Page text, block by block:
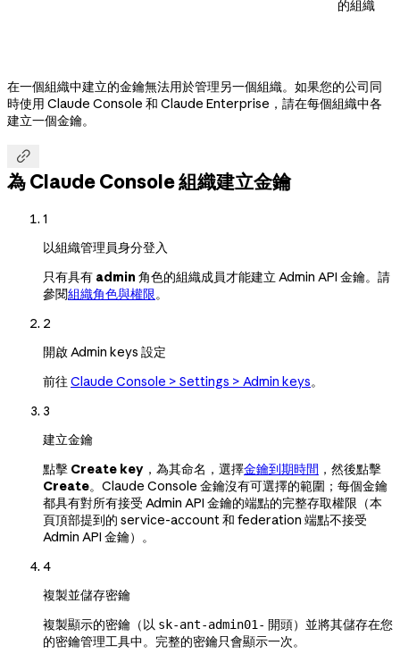
的組織
在一個組織中建立的金鑰無法用於管理另一個組織。如果您的公司同
時使用 Claude Console 和 Claude Enterprise，請在每個組織中各
建立一個金鑰。

為 Claude Console 組織建立金鑰
1
以組織管理員身分登入
只有具有 admin 角色的組織成員才能建立 Admin API 金鑰。請
參閱組織角色與權限。
2
開啟 Admin keys 設定
前往 Claude Console > Settings > Admin keys。
3
建立金鑰
點擊 Create key ，為其命名，選擇金鑰到期時間 ，然後點擊
Create。Claude Console 金鑰沒有可選擇的範圍；每個金鑰
都具有對所有接受 Admin API 金鑰的端點的完整存取權限（本
頁頂部提到的 service-account 和 federation 端點不接受
Admin API 金鑰）。
4
複製並儲存密鑰
複製顯示的密鑰（以 sk-ant-admin01- 開頭）並將其儲存在您
的密鑰管理工具中。完整的密鑰只會顯示一次。